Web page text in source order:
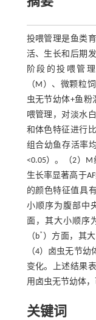
投喂管理是鱼类
活、生长和后期
阶段的投喂管
（M）、微颗粒
虫无节幼体+鱼粉
喂管理，对淡水
和体色特征进行
组合幼鱼存活率
<0.05）。（2）
生长率显著高于
的颜色特征值具
小顺序为腹部中
面，其大小顺序
（b* ）方面，其
（4）卤虫无节
变化。上述结果
用卤虫无节幼体
关键词